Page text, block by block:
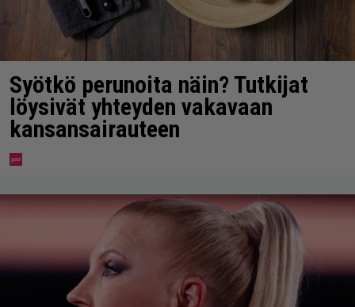
Syötkö perunoita näin? Tutkijat
löysivät yhteyden vakavaan
kansansairauteen